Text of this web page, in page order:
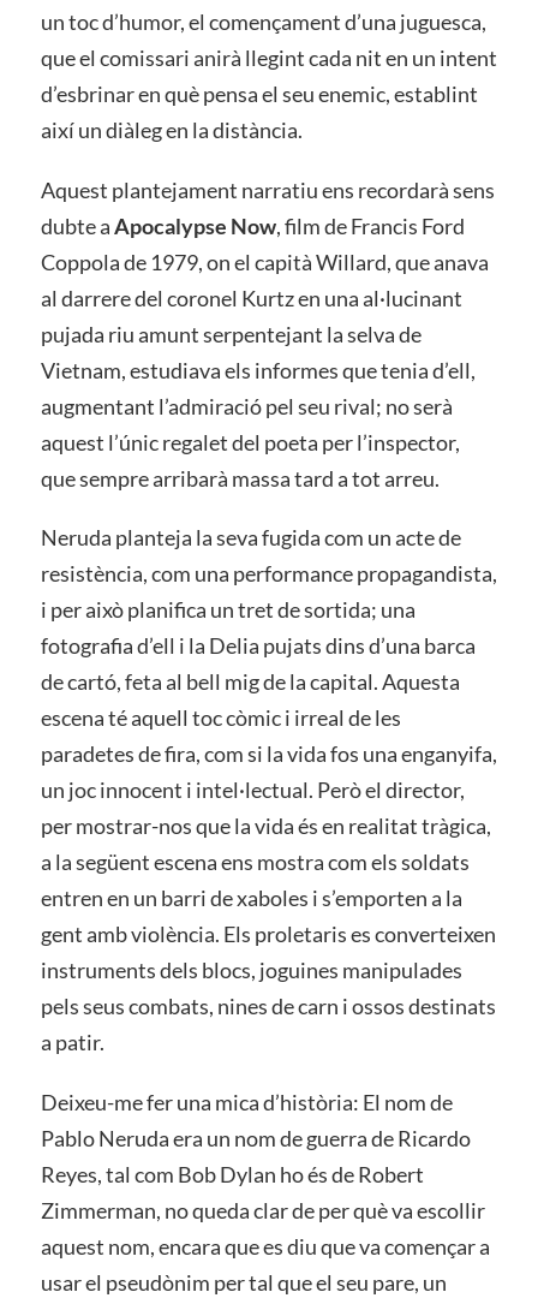
un toc d’humor, el començament d’una juguesca,
que el comissari anirà llegint cada nit en un intent
d’esbrinar en què pensa el seu enemic, establint
així un diàleg en la distància.
Aquest plantejament narratiu ens recordarà sens
dubte aApocalypse Now, film de Francis Ford
Coppola de 1979, on el capità Willard, que anava
al darrere del coronel Kurtz en una al·lucinant
pujada riu amunt serpentejant la selva de
Vietnam, estudiava els informes que tenia d’ell,
augmentant l’admiració pel seu rival; no serà
aquest l’únic regalet del poeta per l’inspector,
que sempre arribarà massa tard a tot arreu.
Neruda planteja la seva fugida com un acte de
resistència, com una performance propagandista,
i per això planifica un tret de sortida; una
fotografia d’ell i la Delia pujats dins d’una barca
de cartó, feta al bell mig de la capital. Aquesta
escena té aquell toc còmic i irreal de les
paradetes de fira, com si la vida fos una enganyifa,
un joc innocent i intel·lectual. Però el director,
per mostrar-nos que la vida és en realitat tràgica,
a la següent escena ens mostra com els soldats
entren en un barri de xaboles i s’emporten a la
gent amb violència. Els proletaris es converteixen
instruments dels blocs, joguines manipulades
pels seus combats, nines de carn i ossos destinats
a patir.
Deixeu-me fer una mica d’història: El nom de
Pablo Neruda era un nom de guerra de Ricardo
Reyes, tal com Bob Dylan ho és de Robert
Zimmerman, no queda clar de per què va escollir
aquest nom, encara que es diu que va començar a
usar el pseudònim per tal que el seu pare, un